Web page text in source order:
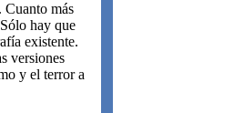
Cuanto más
hay que
existente.
versiones
y el terror a